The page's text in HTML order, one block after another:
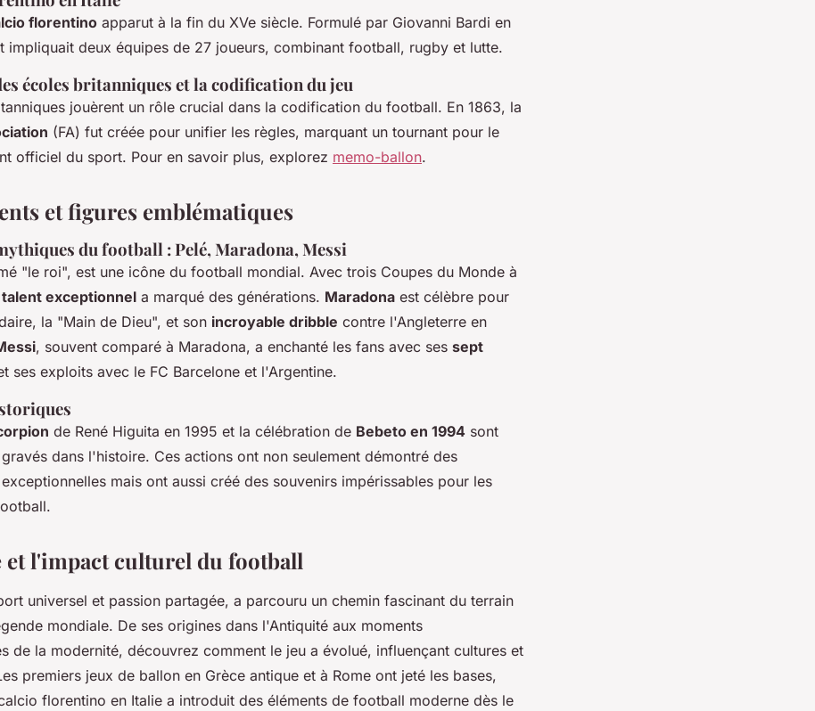
florentino apparut à la fin du XVe siècle. Formulé par Giovanni Bardi en
impliquait deux équipes de 27 joueurs, combinant football, rugby et lutte.
écoles britanniques et la codification du jeu
jouèrent un rôle crucial dans la codification du football. En 1863, la
(FA) fut créée pour unifier les règles, marquant un tournant pour le
officiel du sport. Pour en savoir plus, explorez memo-ballon.
et figures emblématiques
du football : Pelé, Maradona, Messi
"le roi", est une icône du football mondial. Avec trois Coupes du Monde à
talent exceptionnel a marqué des générations. Maradona est célèbre pour
la "Main de Dieu", et son incroyable dribble contre l'Angleterre en
, souvent comparé à Maradona, a enchanté les fans avec ses sept
ses exploits avec le FC Barcelone et l'Argentine.
de René Higuita en 1995 et la célébration de Bebeto en 1994 sont
dans l'histoire. Ces actions ont non seulement démontré des
mais ont aussi créé des souvenirs impérissables pour les
l'impact culturel du football
universel et passion partagée, a parcouru un chemin fascinant du terrain
mondiale. De ses origines dans l'Antiquité aux moments
de la modernité, découvrez comment le jeu a évolué, influençant cultures et
premiers jeux de ballon en Grèce antique et à Rome ont jeté les bases,
florentino en Italie a introduit des éléments de football moderne dès le